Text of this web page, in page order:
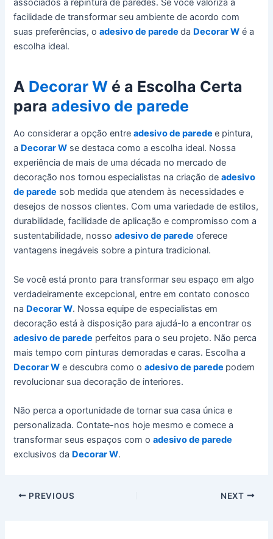
associados à repintura de paredes. Se você valoriza a
facilidade de transformar seu ambiente de acordo com
suas preferências, oadesivo de parede da Decorar W é a
escolha ideal.
A Decorar W é a Escolha Certa
para adesivo de parede
Ao considerar a opção entreadesivo de parede e pintura,
a Decorar W se destaca como a escolha ideal. Nossa
experiência de mais de uma década no mercado de
decoração nos tornou especialistas na criação deadesivo
de parede sob medida que atendem às necessidades e
desejos de nossos clientes. Com uma variedade de estilos,
durabilidade, facilidade de aplicação e compromisso com a
sustentabilidade, nossoadesivo de parede oferece
vantagens inegáveis sobre a pintura tradicional.
Se você está pronto para transformar seu espaço em algo
verdadeiramente excepcional, entre em contato conosco
na Decorar W. Nossa equipe de especialistas em
decoração está à disposição para ajudá-lo a encontrar os
adesivo de parede perfeitos para o seu projeto. Não perca
mais tempo com pinturas demoradas e caras. Escolha a
Decorar W e descubra como oadesivo de parede podem
revolucionar sua decoração de interiores.
Não perca a oportunidade de tornar sua casa única e
personalizada. Contate-nos hoje mesmo e comece a
transformar seus espaços com oadesivo de parede
exclusivos da Decorar W.
PREVIOUS NEXT